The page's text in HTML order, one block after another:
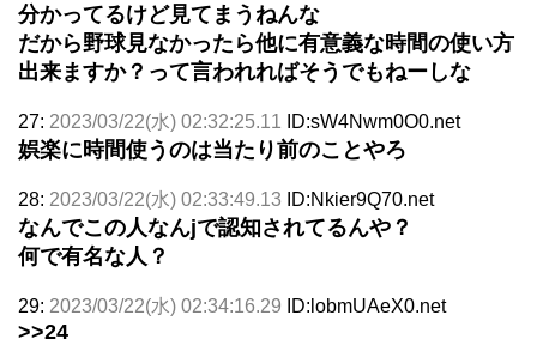
分かってるけど見てまうねんな
だから野球見なかったら他に有意義な時間の使い方
出来ますか？って言われればそうでもねーしな
27: 2023/03/22(水) 02:32:25.11 ID:sW4Nwm0O0.net
娯楽に時間使うのは当たり前のことやろ
28: 2023/03/22(水) 02:33:49.13 ID:Nkier9Q70.net
なんでこの人なんjで認知されてるんや？
何で有名な人？
29: 2023/03/22(水) 02:34:16.29 ID:lobmUAeX0.net
>>24